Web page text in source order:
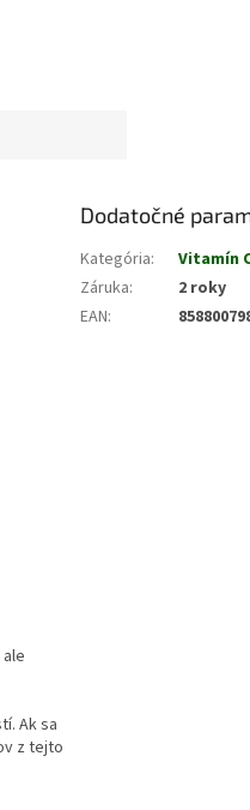
Ak sa
z tejto
Dodatočné
Kategória:
Vitamín
Záruka:
2 roky
EAN: